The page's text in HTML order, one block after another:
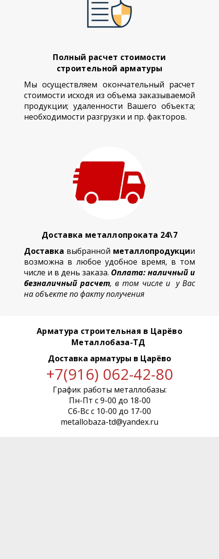
Полный расчет стоимости
строительной арматуры
Мы осуществляем окончательный расчет
стоимости исходя из объема заказываемой
продукции; удаленности Вашего объекта;
необходимости разгрузки и пр. факторов.
Доставка металлопроката 24\7
Доставка выбранной металлопродукции
возможна в любое удобное время, в том
числе и в день заказа. Оплата: наличный и
безналичный расчет, в том числе и у Вас
на объекте по факту получения
Арматура строительная в Царёво
Металлобаза-ТД
Доставка арматуры в Царёво
+7(916) 062-42-80
График работы металлобазы:
Пн-Пт с 9-00 до 18-00
Сб-Вс с 10-00 до 17-00
metallobaza-td@yandex.ru